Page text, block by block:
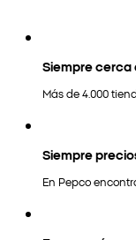
Siempre cerca
Más de 4.000
Siempre
En Pepco